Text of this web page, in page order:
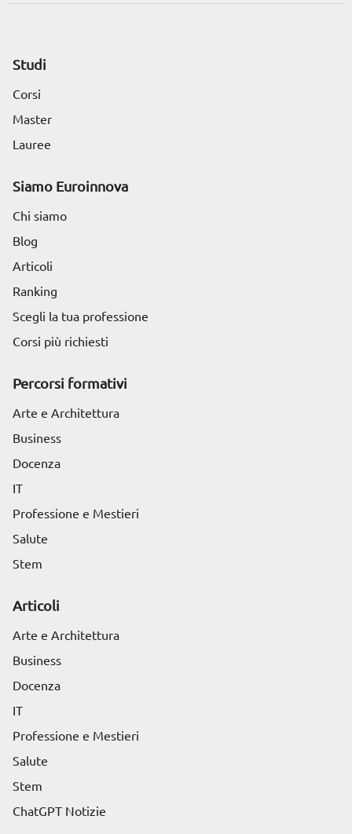
Studi
Corsi
Master
Lauree
Siamo Euroinnova
Chi siamo
Blog
Articoli
Ranking
Scegli la tua professione
Corsi più richiesti
Percorsi formativi
Arte e Architettura
Business
Docenza
IT
Professione e Mestieri
Salute
Stem
Articoli
Arte e Architettura
Business
Docenza
IT
Professione e Mestieri
Salute
Stem
ChatGPT Notizie